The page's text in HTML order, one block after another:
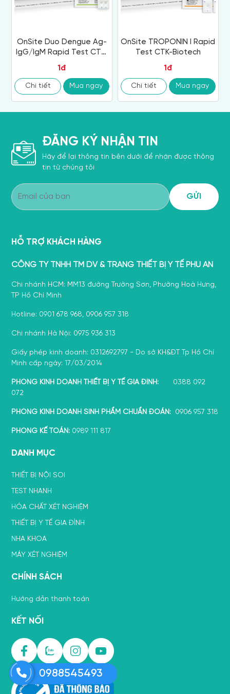
OnSite Duo Dengue Ag-
IgG/IgM Rapid Test CTK-
1đ
Chi tiết Mua ngay
OnSite TROPONIN I Rapid
Test CTK-Biotech
1đ
Chi tiết Mua ngay
ĐĂNG KÝ NHẬN TIN
Hãy để lại thông tin bên dưới để nhận được thông
tin từ chúng tôi
HỖ TRỢ KHÁCH HÀNG
CÔNG TY TNHH TM DV & TRANG THIẾT BỊ Y TẾ PHÚ AN
Chi nhánh HCM: MM13 đường Trường Sơn, Phường Hoà Hưng,
TP Hồ Chí Minh
Hotline: 0901 678 968, 0906 957 318
Chi nhánh Hà Nội: 0975 936 313
Giấy phép kinh doanh: 0312692797 - Do sở KH&ĐT Tp Hồ Chí
Minh cấp ngày: 17/03/2014
PHÒNG KINH DOANH THIẾT BỊ Y TẾ GIA ĐÌNH: 0388 092
072
PHÒNG KINH DOANH SINH PHẨM CHUẨN ĐOÁN: 0906 957 318
PHÒNG KẾ TOÁN: 0989 111 817
DANH MỤC
THIẾT BỊ NỘI SOI
TEST NHANH
HÓA CHẤT XÉT NGHIỆM
THIẾT BỊ Y TẾ GIA ĐÌNH
NHA KHOA
MÁY XÉT NGHIỆM
CHÍNH SÁCH
Hướng dẫn thanh toán
KẾT NỐI
0988545493